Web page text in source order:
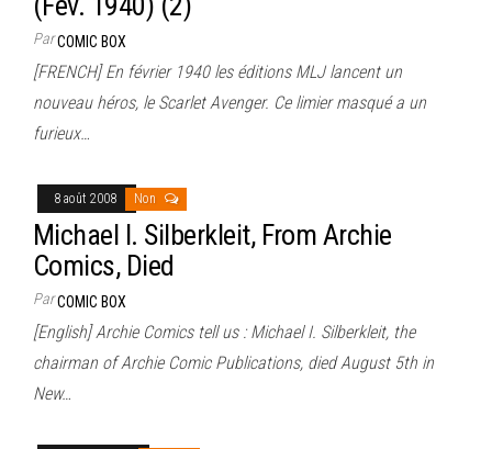
ParCOMIC BOX
[FRENCH] En février 1940 les éditions MLJ lancent un
nouveau héros, le Scarlet Avenger. Ce limier masqué a un
furieux…
8 août 2008 Non
Michael I. Silberkleit, From Archie
Comics, Died
ParCOMIC BOX
[English] Archie Comics tell us : Michael I. Silberkleit, the
chairman of Archie Comic Publications, died August 5th in
New…